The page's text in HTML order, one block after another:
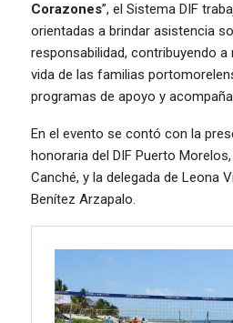
Corazones”, el Sistema DIF
orientadas a brindar asistencia
responsabilidad, contribuyendo a
vida de las familias
programas de apoyo y
En el evento se contó con la
honoraria del DIF Puerto
Canché, y la delegada de Leona
Benítez Arzapalo.